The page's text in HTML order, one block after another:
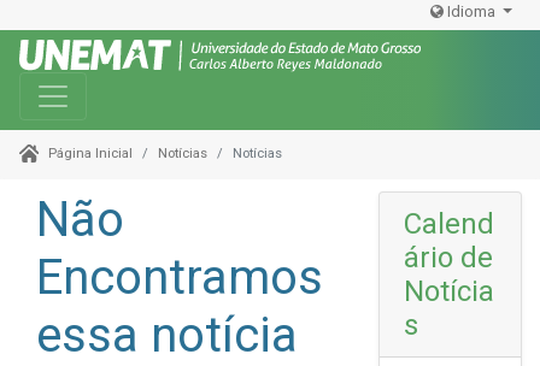
Idioma
Toggle navigation
Página Inicial Notícias Notícias
Não
Encontramos
essa notícia
Calend
ário de
Notícia
s